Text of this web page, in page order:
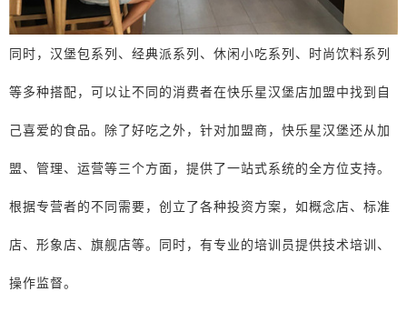
同时，汉堡包系列、经典派系列、休闲小吃系列、时尚饮料系列
等多种搭配，可以让不同的消费者在快乐星汉堡店加盟中找到自
己喜爱的食品。除了好吃之外，针对加盟商，快乐星汉堡还从加
盟、管理、运营等三个方面，提供了一站式系统的全方位支持。
根据专营者的不同需要，创立了各种投资方案，如概念店、标准
店、形象店、旗舰店等。同时，有专业的培训员提供技术培训、
操作监督。